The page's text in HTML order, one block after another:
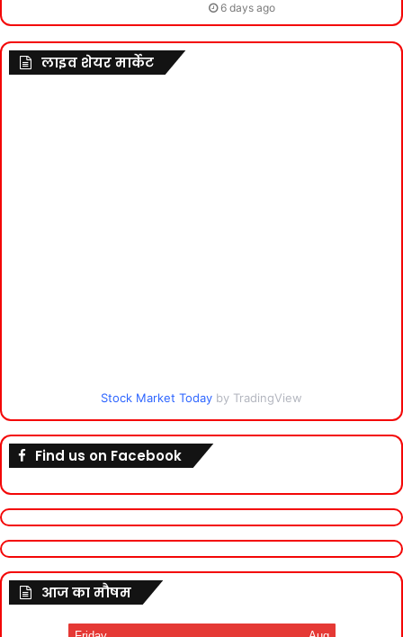
6 days ago
लाइव शेयर मार्केट
Stock Market Today by TradingView
Find us on Facebook
आज का मौषम